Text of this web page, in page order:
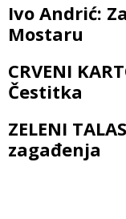
Ivo Andrić:
Mostaru
CRVENI
Čestitka
ZELENI
zagađenja